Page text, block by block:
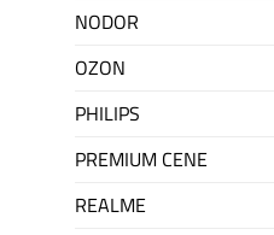
NODOR
OZON
PHILIPS
PREMIUM CENE
REALME